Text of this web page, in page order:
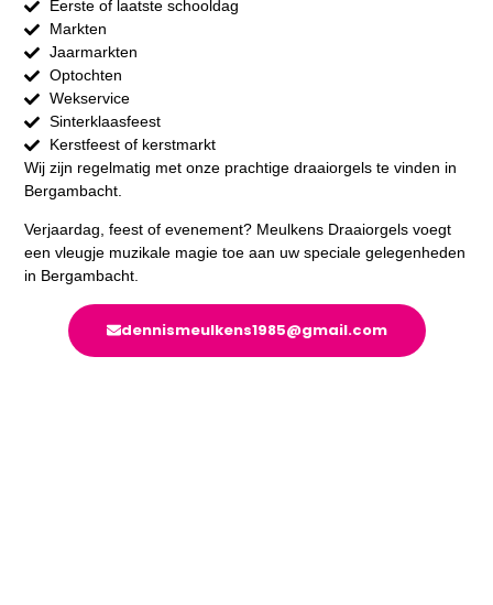
Eerste of laatste schooldag
Markten
Jaarmarkten
Optochten
Wekservice
Sinterklaasfeest
Kerstfeest of kerstmarkt
Wij zijn regelmatig met onze prachtige draaiorgels te vinden in
Bergambacht.
Verjaardag, feest of evenement? Meulkens Draaiorgels voegt
een vleugje muzikale magie toe aan uw speciale gelegenheden
in Bergambacht.
dennismeulkens1985@gmail.com